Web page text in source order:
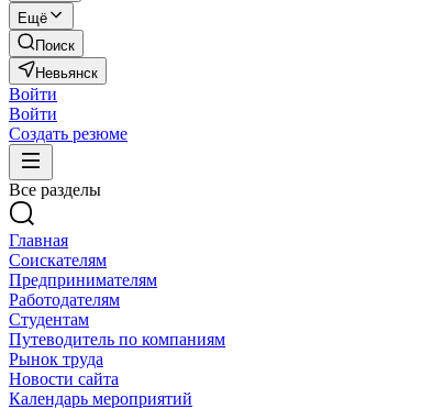
Ещё
Поиск
Невьянск
Войти
Войти
Создать резюме
Все разделы
Главная
Соискателям
Предпринимателям
Работодателям
Студентам
Путеводитель по компаниям
Рынок труда
Новости сайта
Календарь мероприятий